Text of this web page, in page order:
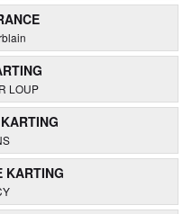
LOUP
KARTING